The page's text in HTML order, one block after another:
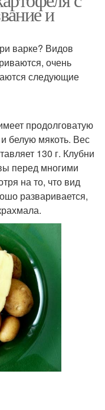
и
варке? Видов
очень
следующие
продолговатую
белую мякоть. Вес
130 г. Клубни
перед многими
на то, что вид
разваривается,